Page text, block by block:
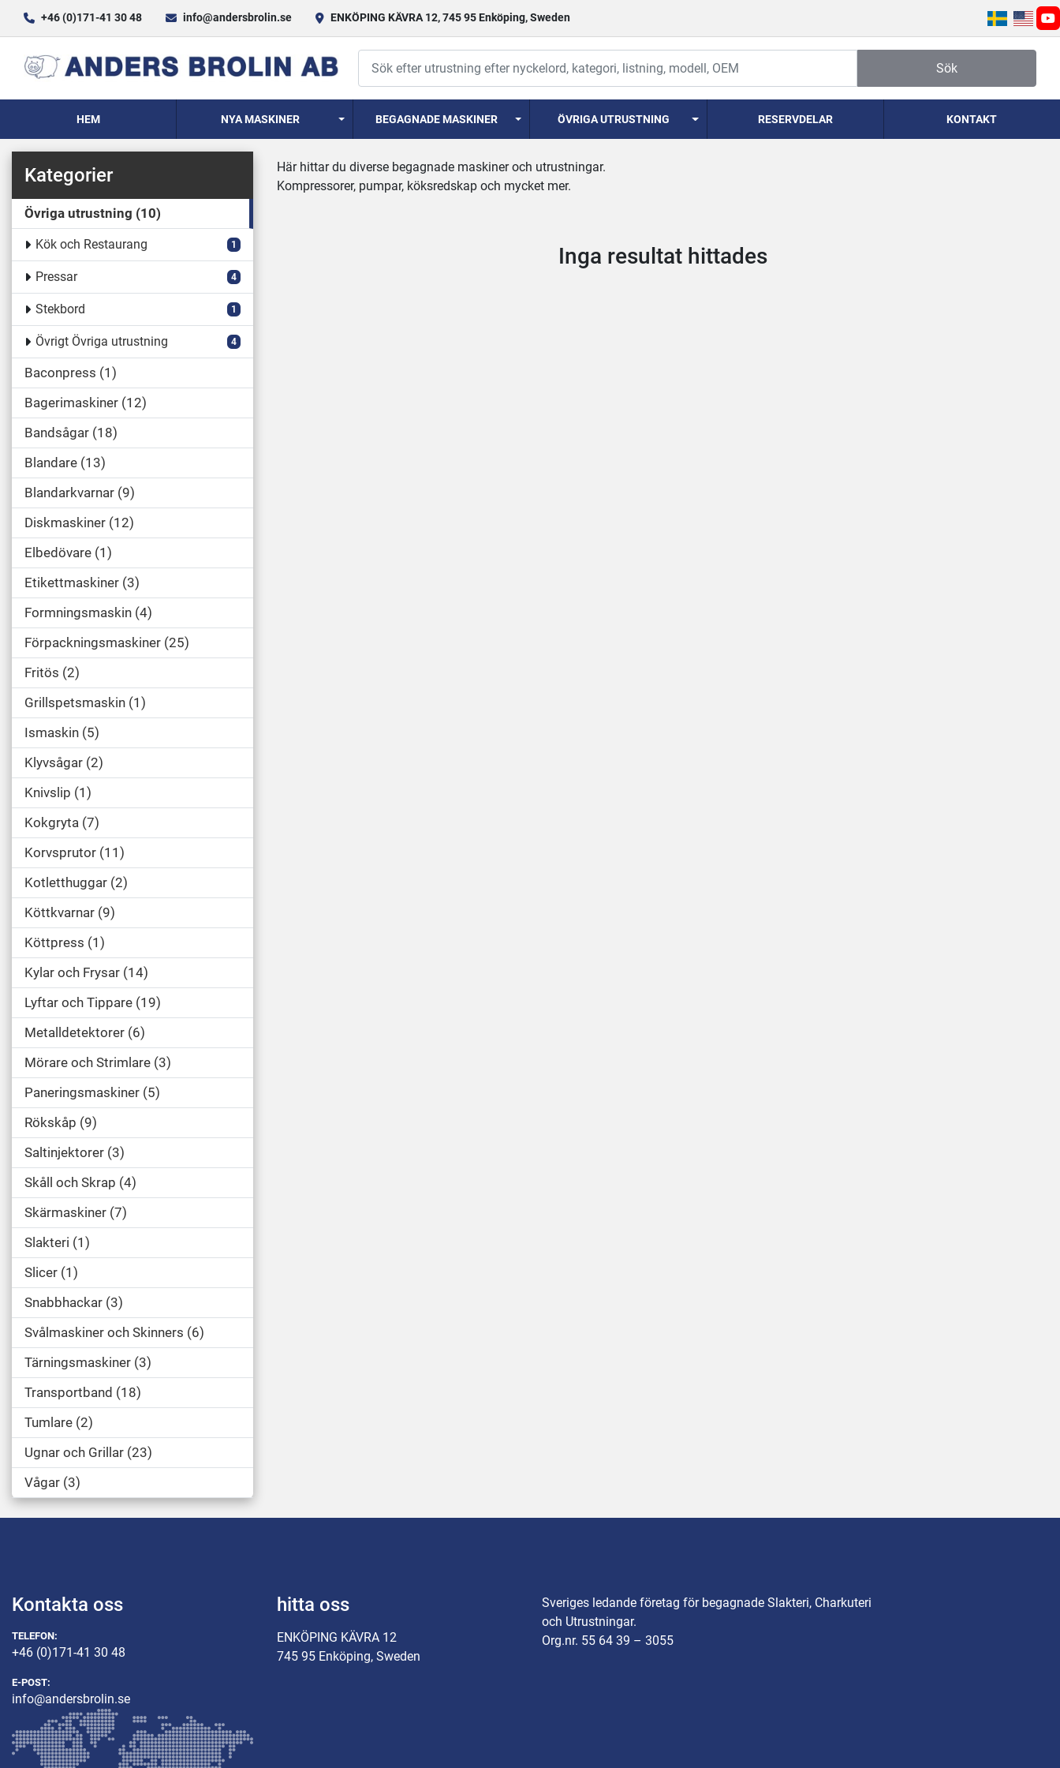
+46 (0)171-41 30 48 info@andersbrolin.se ENKÖPING KÄVRA 12, 745 95 Enköping, Sweden
Sök
HEM NYA MASKINER BEGAGNADE MASKINER ÖVRIGA UTRUSTNING RESERVDELAR KONTAKT
Kategorier
Övriga utrustning 10
Kök och Restaurang 1
Pressar 4
Stekbord 1
Övrigt Övriga utrustning 4
Baconpress 1
Bagerimaskiner 12
Bandsågar 18
Blandare 13
Blandarkvarnar 9
Diskmaskiner 12
Elbedövare 1
Etikettmaskiner 3
Formningsmaskin 4
Förpackningsmaskiner 25
Fritös 2
Grillspetsmaskin 1
Ismaskin 5
Klyvsågar 2
Knivslip 1
Kokgryta 7
Korvsprutor 11
Kotletthuggar 2
Köttkvarnar 9
Köttpress 1
Kylar och Frysar 14
Lyftar och Tippare 19
Metalldetektorer 6
Mörare och Strimlare 3
Paneringsmaskiner 5
Rökskåp 9
Saltinjektorer 3
Skåll och Skrap 4
Skärmaskiner 7
Slakteri 1
Slicer 1
Snabbhackar 3
Svålmaskiner och Skinners 6
Tärningsmaskiner 3
Transportband
18
Tumlare 2
Ugnar och Grillar 23
Vågar 3
Här hittar du diverse begagnade maskiner och utrustningar.
Kompressorer, pumpar, köksredskap och mycket mer.
Inga resultat hittades
Kontakta oss
TELEFON:
+46 (0)171-41 30 48
E-POST:
info@andersbrolin.se
hitta oss
ENKÖPING KÄVRA 12
745 95 Enköping, Sweden
Sveriges ledande företag för begagnade Slakteri, Charkuteri
och Utrustningar.
Org.nr. 55 64 39 – 3055